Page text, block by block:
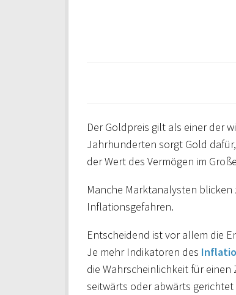
Der Goldpreis gilt als einer der
Jahrhunderten sorgt Gold
der Wert des Vermögen im
Manche Marktanalysten blicken
Inflationsgefahren.
Entscheidend ist vor allem die
Je mehr Indikatoren des
die Wahrscheinlichkeit für
seitwärts oder abwärts